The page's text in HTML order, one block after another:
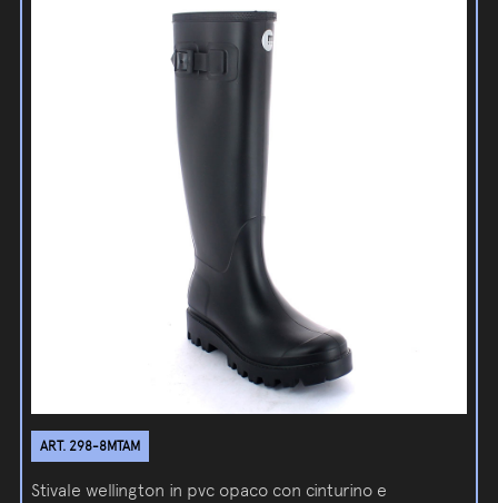
ART. 298-8MTAM
Stivale wellington in pvc opaco con cinturino e